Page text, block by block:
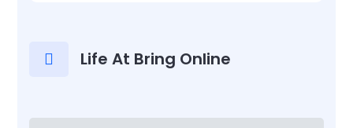
Life At Bring Online